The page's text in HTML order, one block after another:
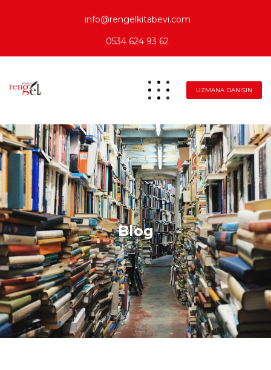
info@rengelkitabevi.com
0534 624 93 62
UZMANA DANIŞIN
Blog